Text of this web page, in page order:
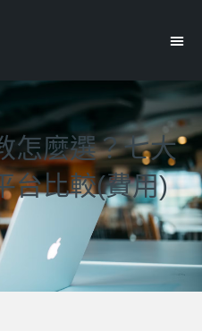
怎麼選？七大
台比較(費用)